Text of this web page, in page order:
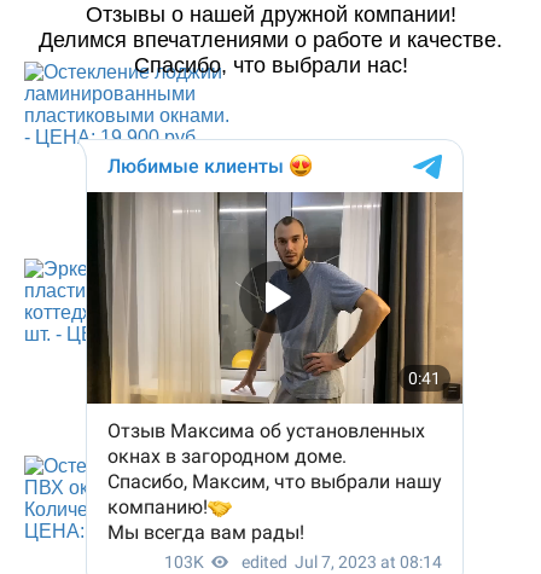
Отзывы о нашей дружной компании!
Делимся впечатлениями о работе и качестве.
Спасибо, что выбрали нас!